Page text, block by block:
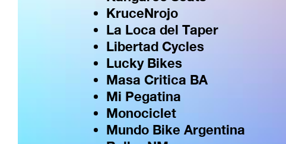
KruceNrojo
La Loca del Taper
Libertad Cycles
Lucky Bikes
Masa Critica BA
Mi Pegatina
Monociclet
Mundo Bike Argentina